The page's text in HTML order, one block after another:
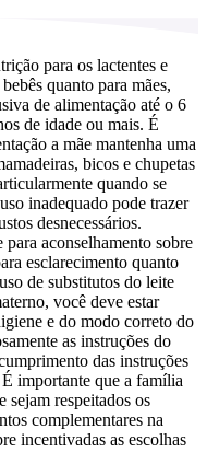
para os lactentes e
quanto para mães,
de alimentação até o 6
de idade ou mais. É
a mãe mantenha uma
bicos e chupetas
quando se
inadequado pode trazer
desnecessários.
aconselhamento sobre
esclarecimento quanto
de substitutos do leite
você deve estar
e do modo correto do
as instruções do
das instruções
importante que a família
sejam respeitados os
complementares na
incentivadas as escolhas